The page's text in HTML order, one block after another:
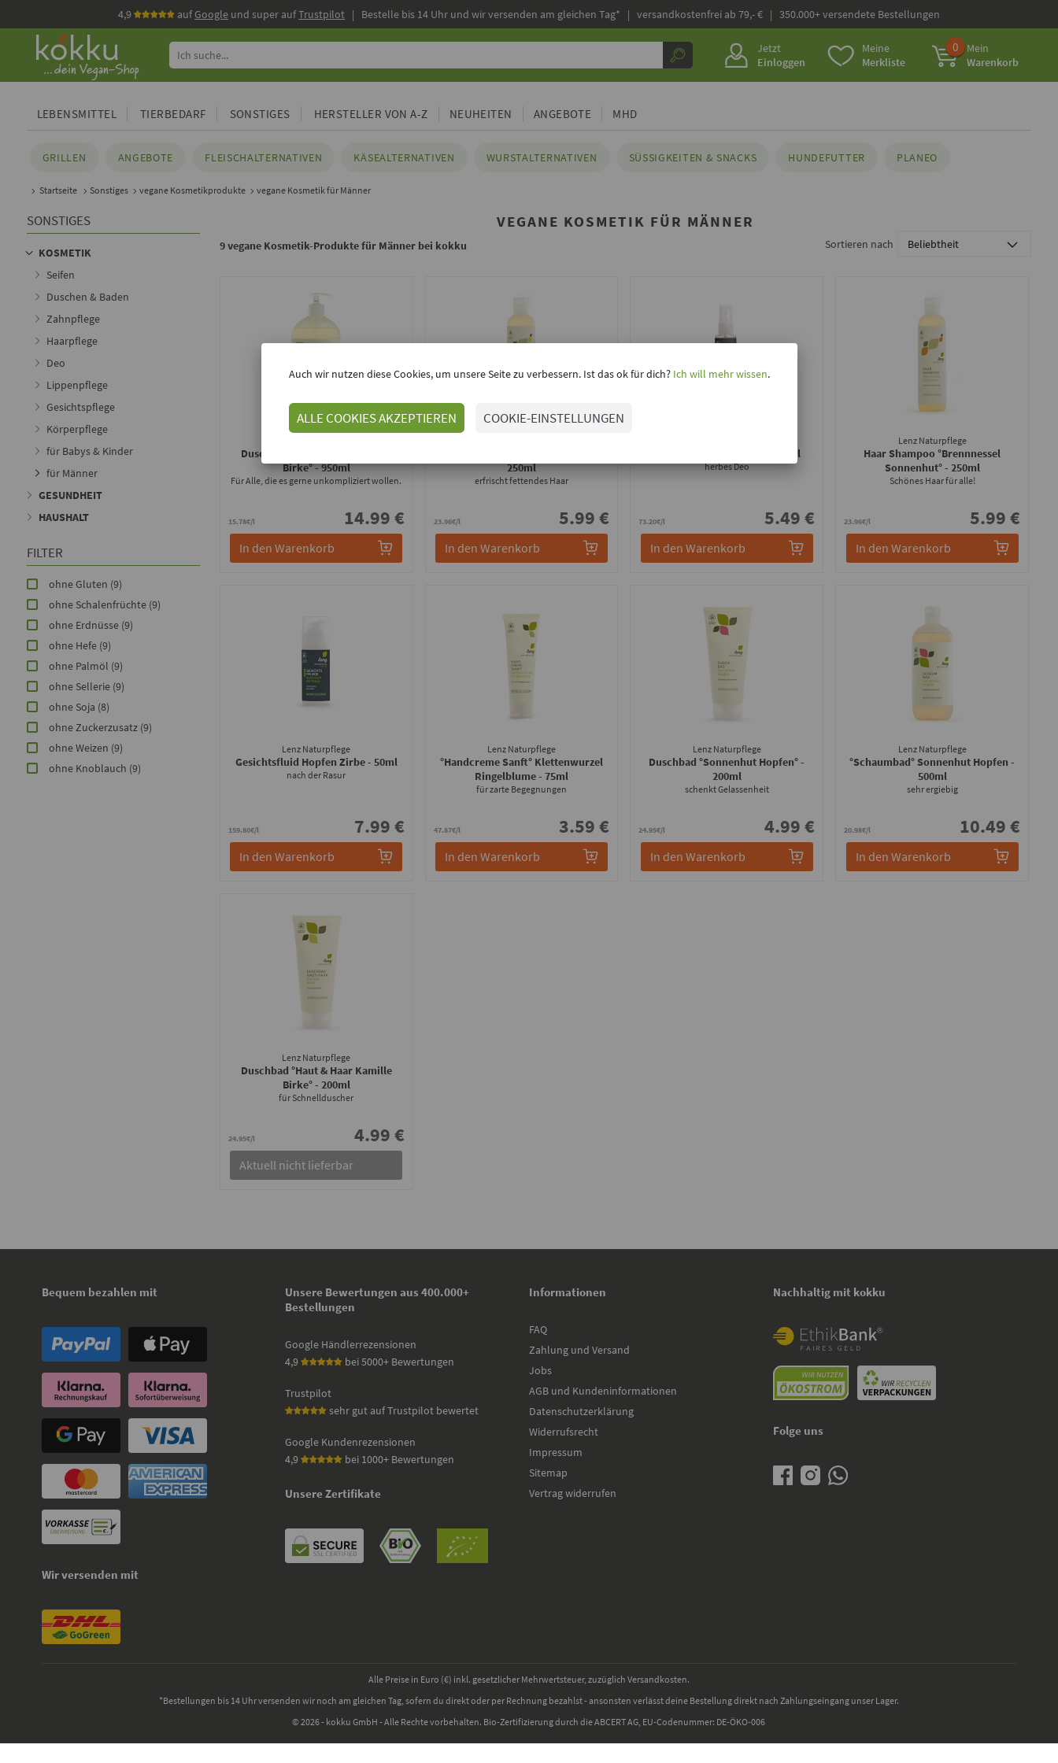
4,9 aufGoogle und super aufTrustpilot | Bestelle bis 14 Uhr und wir versenden am gleichen Tag* | versandkostenfrei ab 79,- € | 350.000+ versendete Bestellungen
Jetzt
Einloggen
Meine
Merkliste
0
Mein
Warenkorb
LEBENSMITTEL TIERBEDARF SONSTIGES HERSTELLER VON A-Z NEUHEITEN ANGEBOTE MHD
GRILLEN ANGEBOTE FLEISCHALTERNATIVEN KÄSEALTERNATIVEN WURSTALTERNATIVEN SÜSSIGKEITEN & SNACKS HUNDEFUTTER PLANEO
Startseite Sonstiges vegane Kosmetikprodukte vegane Kosmetik für Männer
SONSTIGES
KOSMETIK
Seifen
Duschen & Baden
Zahnpflege
Haarpflege
Deo
Lippenpflege
Gesichtspflege
Körperpflege
für Babys & Kinder
für Männer
GESUNDHEIT
HAUSHALT
FILTER
ohne Gluten (9)
ohne Schalenfrüchte (9)
ohne Erdnüsse (9)
ohne Hefe (9)
ohne Palmöl (9)
ohne Sellerie (9)
ohne Soja (8)
ohne Zuckerzusatz (9)
ohne Weizen (9)
ohne Knoblauch (9)
VEGANE KOSMETIK FÜR MÄNNER
9 vegane Kosmetik-Produkte für Männer bei kokku Sortieren nach
Duschbad °Haut & Haar Kamille
Birke°- 950ml
Für Alle, die es gerne unkompliziert wollen.
15.78€/l 14.99 €
In den Warenkorb
250ml
erfrischt fettendes Haar
23.96€/l 5.99 €
In den Warenkorb
- 75ml
herbes Deo
73.20€/l 5.49 €
In den Warenkorb
Lenz Naturpflege
Haar Shampoo °Brennnessel
Sonnenhut°- 250ml
Schönes Haar für alle!
23.96€/l 5.99 €
In den Warenkorb
Lenz Naturpflege
Gesichtsfluid Hopfen Zirbe- 50ml
nach der Rasur
159.80€/l 7.99 €
In den Warenkorb
Lenz Naturpflege
°Handcreme Sanft° Klettenwurzel
Ringelblume- 75ml
für zarte Begegnungen
47.87€/l 3.59 €
In den Warenkorb
Lenz Naturpflege
Duschbad °Sonnenhut Hopfen°-
200ml
schenkt Gelassenheit
24.95€/l 4.99 €
In den Warenkorb
Lenz Naturpflege
°Schaumbad° Sonnenhut Hopfen-
500ml
sehr ergiebig
20.98€/l 10.49 €
In den Warenkorb
Lenz Naturpflege
Duschbad °Haut & Haar Kamille
Birke°- 200ml
für Schnellduscher
24.95€/l 4.99 €
Aktuell nicht lieferbar
Bequem bezahlen mit
Wir versenden mit
Unsere Bewertungen aus 400.000+
Bestellungen
Google Händlerrezensionen
4,9
bei 5000+ Bewertungen
Trustpilot
sehr gut auf Trustpilot bewertet
Google Kundenrezensionen
4,9
bei 1000+ Bewertungen
Unsere Zertifikate
Informationen
FAQ
Zahlung und Versand
Jobs
AGB und Kundeninformationen
Datenschutzerklärung
Widerrufsrecht
Impressum
Sitemap
Vertrag widerrufen
Nachhaltig mit kokku
Folge uns
Alle Preise in Euro (€) inkl. gesetzlicher Mehrwertsteuer, zuzüglich Versandkosten.
*Bestellungen bis 14 Uhr versenden wir noch am gleichen Tag, sofern du direkt oder per Rechnung bezahlst - ansonsten verlässt deine Bestellung direkt nach Zahlungseingang unser Lager.
© 2026 - kokku GmbH - Alle Rechte vorbehalten. Bio-Zertifizierung durch die ABCERT AG, EU-Codenummer: DE-ÖKO-006
Auch wir nutzen diese Cookies, um unsere Seite zu verbessern. Ist das ok für dich?Ich will mehr wissen.
ALLE COOKIES AKZEPTIEREN COOKIE-EINSTELLUNGEN